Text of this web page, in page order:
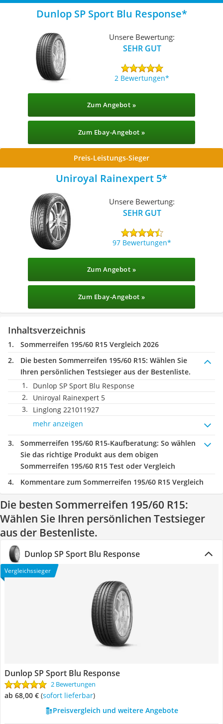
Dunlop SP Sport Blu Response
Unsere Bewertung:
SEHR GUT
2 Bewertungen
Zum Angebot »
Zum Ebay-Angebot »
Preis-Leistungs-Sieger
Uniroyal Rainexpert 5
Unsere Bewertung:
SEHR GUT
97 Bewertungen
Zum Angebot »
Zum Ebay-Angebot »
Inhaltsverzeichnis
Sommerreifen 195/60 R15 Vergleich 2026
Die besten Sommerreifen 195/60 R15: Wählen Sie
Ihren persönlichen Testsieger aus der Bestenliste.
Dunlop SP Sport Blu Response
Uniroyal Rainexpert 5
Linglong 221011927
mehr anzeigen
Sommerreifen 195/60 R15-Kaufberatung: So wählen
Sie das richtige Produkt aus dem obigen
Sommerreifen 195/60 R15 Test oder Vergleich
Kommentare zum Sommerreifen 195/60 R15 Vergleich
Die besten Sommerreifen 195/60 R15:
Wählen Sie Ihren persönlichen Testsieger
aus der Bestenliste.
Dunlop SP Sport Blu Response
Vergleichssieger
Dunlop SP Sport Blu Response
2 Bewertungen
ab 68,00 € ( Sofort lieferbar)
Preisvergleich und weitere Angebote